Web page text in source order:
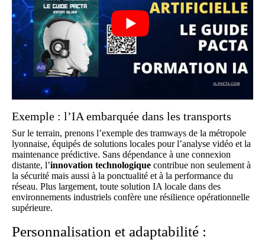
Exemple : l’IA embarquée dans les transports
Sur le terrain, prenons l’exemple des tramways de la métropole
lyonnaise, équipés de solutions locales pour l’analyse vidéo et la
maintenance prédictive. Sans dépendance à une connexion
distante, l’innovation technologique contribue non seulement à
la sécurité mais aussi à la ponctualité et à la performance du
réseau. Plus largement, toute solution IA locale dans des
environnements industriels confère une résilience opérationnelle
supérieure.
Personnalisation et adaptabilité :